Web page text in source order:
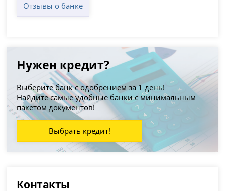
Отзывы о банке
Нужен кредит?
Выберите банк с одобрением за 1 день!
Найдите самые удобные банки с минимальным
пакетом документов!
Выбрать кредит!
Контакты